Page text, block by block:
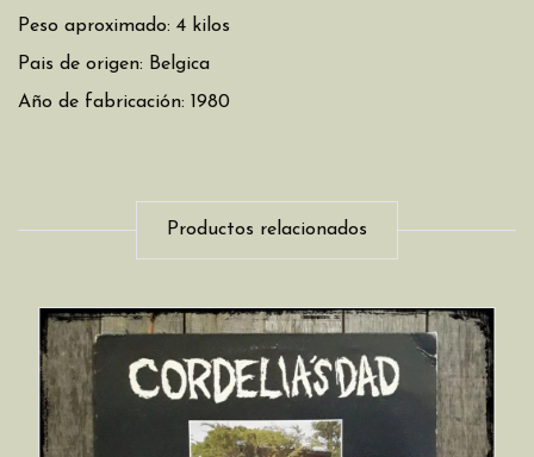
Peso aproximado: 4 kilos
Pais de origen: Belgica
Año de fabricación: 1980
Productos relacionados